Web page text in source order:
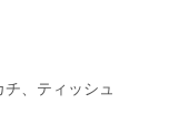
チ、ティッシュ